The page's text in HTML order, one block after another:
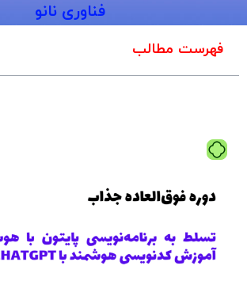
فناوری نانو
فهرست مطالب